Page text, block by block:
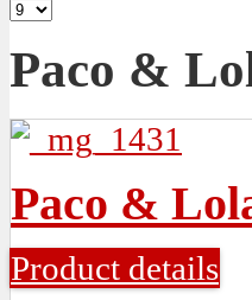
Paco &
Paco &
Product details